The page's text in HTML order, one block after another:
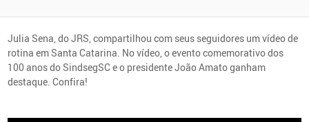
Julia Sena, do JRS, compartilhou com seus seguidores um vídeo de
rotina em Santa Catarina. No vídeo, o evento comemorativo dos
100 anos do SindsegSC e o presidente João Amato ganham
destaque. Confira!